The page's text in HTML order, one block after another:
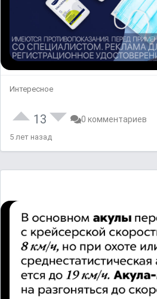
Интересное
13 0 комментариев
5 лет назад